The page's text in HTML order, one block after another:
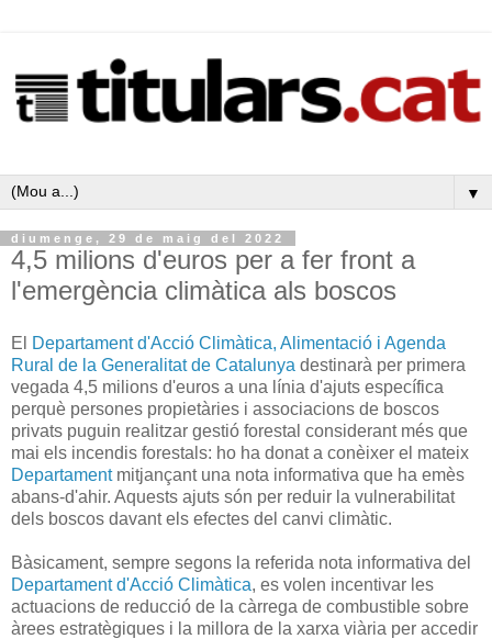
▼
diumenge, 29 de maig del 2022
4,5 milions d'euros per a fer front a
l'emergència climàtica als boscos
El
Departament d'Acció Climàtica, Alimentació i Agenda
Rural de la Generalitat de Catalunya destinarà per primera
vegada 4,5 milions d'euros a una línia d'ajuts específica
perquè persones propietàries i associacions de boscos
privats puguin realitzar gestió forestal considerant més que
mai els incendis forestals: ho ha donat a conèixer el mateix
Departamentmitjançant una nota informativa que ha emès
abans-d'ahir. Aquests ajuts són per reduir la vulnerabilitat
dels boscos davant els efectes del canvi climàtic.
Bàsicament, sempre segons la referida nota informativa del
Departament d'Acció Climàtica, es volen incentivar les
actuacions de reducció de la càrrega de combustible sobre
àrees estratègiques i la millora de la xarxa viària per accedir